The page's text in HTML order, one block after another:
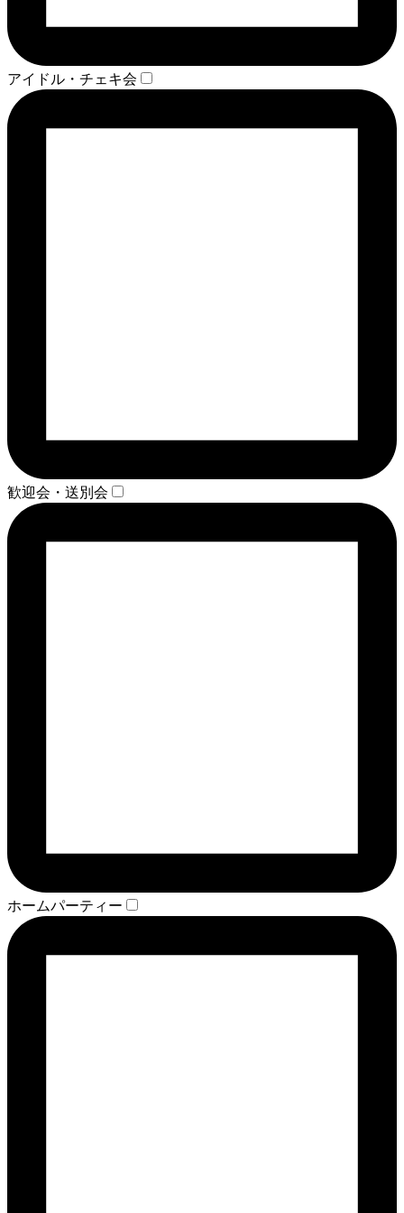
アイドル・チェキ会
歓迎会・送別会
ホームパーティー